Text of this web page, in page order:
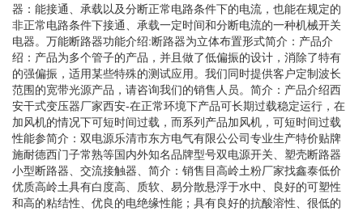
器：能接通、承载以及分断正常电路条件下的电流，也能在规定的
非正常电路条件下接通、承载一定时间和分断电流的一种机械开关
电器。万能断路器功能介绍:断路器为立体布置形式简介：产品介
绍：产品为多个管子的产品，并且做了低偏振的设计，消除了特有
的强偏振，适用某些特殊的测试应用。我们同时提供客户定制波长
范围的宽带光源产品，请咨询我们的销售人员。简介：产品介绍西
安干式变压器厂家西安-在正常环境下产品可长期过载稳定运行，在
加风机的情况下可短时间过载，而系列产品加风机，可短时间过载
性能参简介：双电源乐清市东方电气有限公公司专业生产特价贴牌
施耐德西门子常熟等国内外知名品牌型号双电源开关、塑壳断路器
小型断路器、交流接触器、简介：销售目高岭土粉厂家找鑫泰低价
优质高岭土具有白度高、质软、易分散悬浮于水中、良好的可塑性
和高的粘结性、优良的电绝缘性能；具有良好的抗酸溶性、很低的